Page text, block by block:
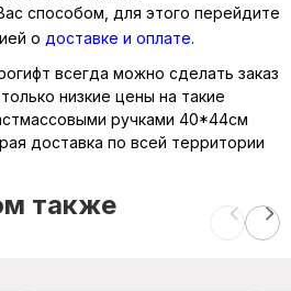
способом, для этого перейдите
о доставке и оплате.
всегда можно сделать заказ
низкие цены на такие
ручками 40*44см
доставка по всей территории
также